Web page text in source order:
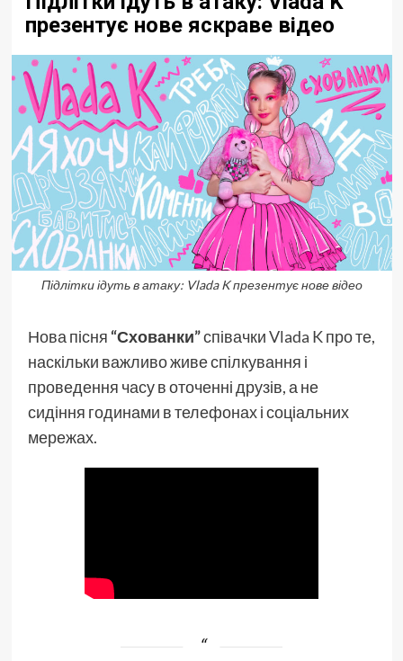
презентує нове яскраве відео
Підлітки ідуть в атаку: Vlada K презентує нове відео
Нова пісня “Схованки”співачкиVlada Kпро те,
наскільки важливо живе спілкування і
проведення часу в оточенні друзів, а не
сидіння годинами в телефонах і соціальних
мережах.